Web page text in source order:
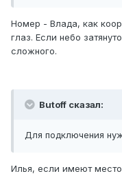
Номер - Влада, как
глаз. Если небо
сложного.
Butoff сказал:
Для подключения
Илья, если имеют